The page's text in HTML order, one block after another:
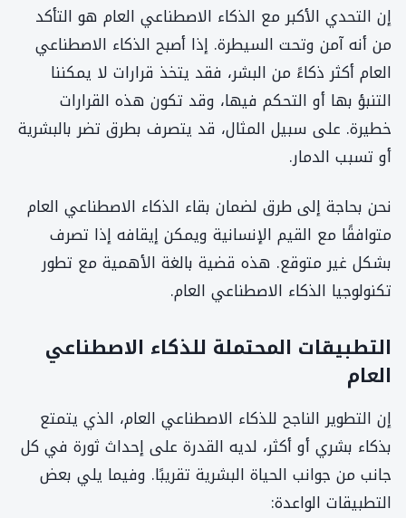
إن التحدي الأكبر مع الذكاء الاصطناعي العام هو التأكد
من أنه آمن وتحت السيطرة. إذا أصبح الذكاء الاصطناعي
العام أكثر ذكاءً من البشر، فقد يتخذ قرارات لا يمكننا
التنبؤ بها أو التحكم فيها، وقد تكون هذه القرارات
خطيرة. على سبيل المثال، قد يتصرف بطرق تضر بالبشرية
أو تسبب الدمار.
نحن بحاجة إلى طرق لضمان بقاء الذكاء الاصطناعي العام
متوافقًا مع القيم الإنسانية ويمكن إيقافه إذا تصرف
بشكل غير متوقع. هذه قضية بالغة الأهمية مع تطور
تكنولوجيا الذكاء الاصطناعي العام.
التطبيقات المحتملة للذكاء الاصطناعي
العام
إن التطوير الناجح للذكاء الاصطناعي العام، الذي يتمتع
بذكاء بشري أو أكثر، لديه القدرة على إحداث ثورة في كل
جانب من جوانب الحياة البشرية تقريبًا. وفيما يلي بعض
التطبيقات الواعدة: